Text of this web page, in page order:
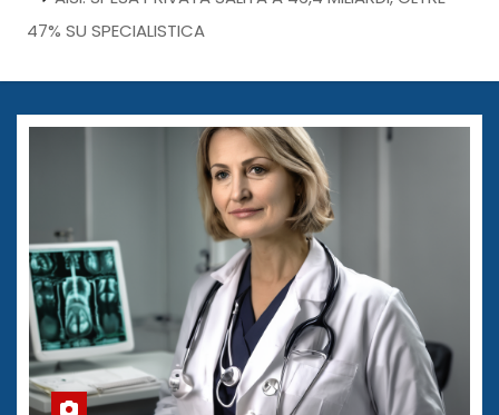
47% SU SPECIALISTICA